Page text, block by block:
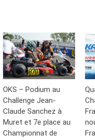
OKS – Podium au
Challenge Jean-
Claude Sanchez à
Muret et 7e place au
Championnat de